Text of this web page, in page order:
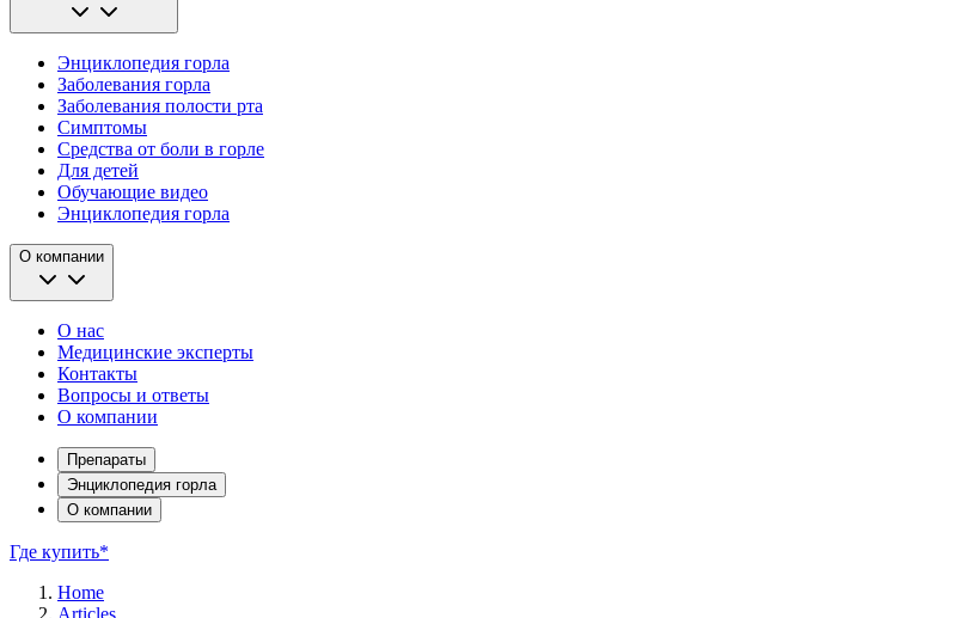
Энциклопедия горла
Заболевания горла
Заболевания полости рта
Симптомы
Средства от боли в горле
Для детей
Обучающие видео
Энциклопедия горла
О компании
О нас
Медицинские эксперты
Контакты
Вопросы и ответы
О компании
Препараты
Энциклопедия горла
О компании
Где купить*
Home